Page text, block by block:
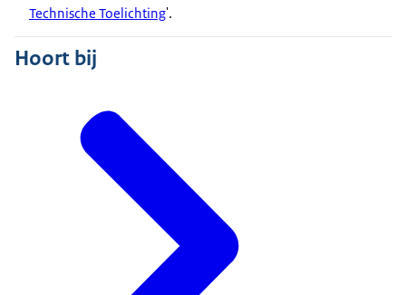
Technische Toelichting'.
Hoort bij